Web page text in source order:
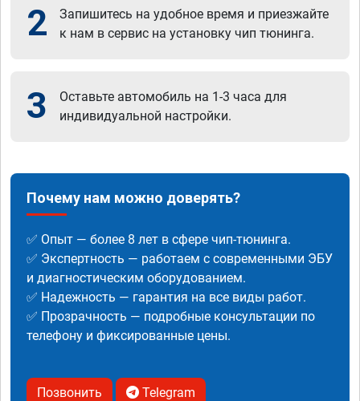
2
Запишитесь на удобное время и приезжайте
к нам в сервис на установку чип тюнинга.
3
Оставьте автомобиль на 1-3 часа для
индивидуальной настройки.
Почему нам можно доверять?
✅ Опыт — более 8 лет в сфере чип-тюнинга.
✅ Экспертность — работаем с современными ЭБУ
и диагностическим оборудованием.
✅ Надежность — гарантия на все виды работ.
✅ Прозрачность — подробные консультации по
телефону и фиксированные цены.
Позвонить Telegram